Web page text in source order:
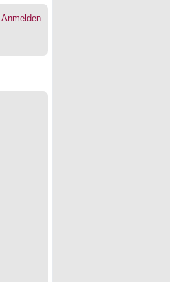
Anmelden